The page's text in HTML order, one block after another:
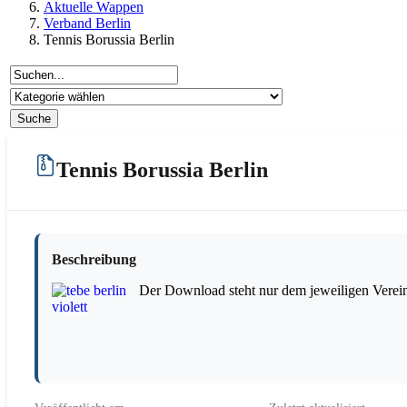
Aktuelle Wappen
Verband Berlin
Tennis Borussia Berlin
Tennis Borussia Berlin
Beschreibung
Der Download steht nur dem jeweiligen